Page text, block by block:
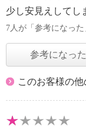
少し安見えしてし
7人が「参考になっ
参考になった
このお客様の